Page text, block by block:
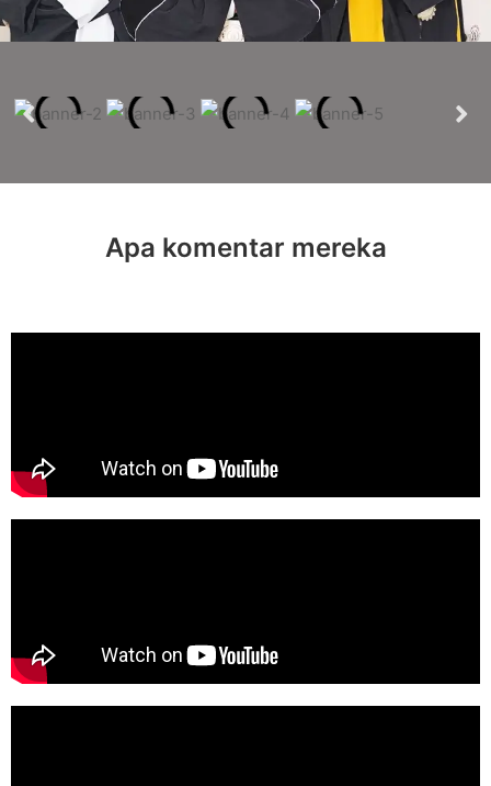
Apa komentar mereka